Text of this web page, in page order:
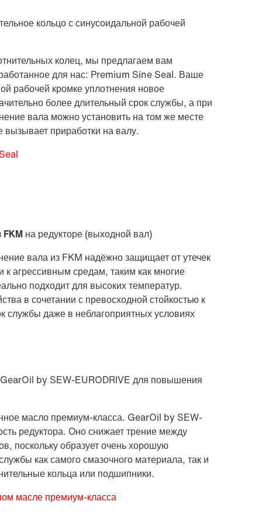
кольцо с синусоидальной рабочей
колец, мы предлагаем вам
для нас: Premium Sine Seal. Ваше
рабочей кромке уплотнения новое
более длительный срок службы, а при
вала можно установить на том же месте
приработки на валу.
FKM на редукторе (выходной вал)
вала из FKM надёжно защищает от утечек
агрессивным средам, таким как многие
подходит для высоких температур.
в сочетании с превосходной стойкостью к
службы даже в неблагоприятных условиях
by SEW-EURODRIVE для повышения
масло премиум-класса. GearOil by SEW-
редуктора. Оно снижает трение между
поскольку образует очень хорошую
как самого смазочного материала, так и
кольца или подшипники.
масле премиум-класса